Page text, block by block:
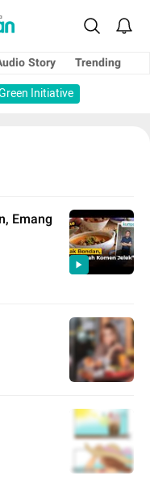
Story
Trending
Initiative
Emang